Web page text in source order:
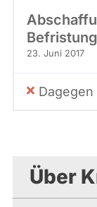
Befristung
23. Juni 2017
Über